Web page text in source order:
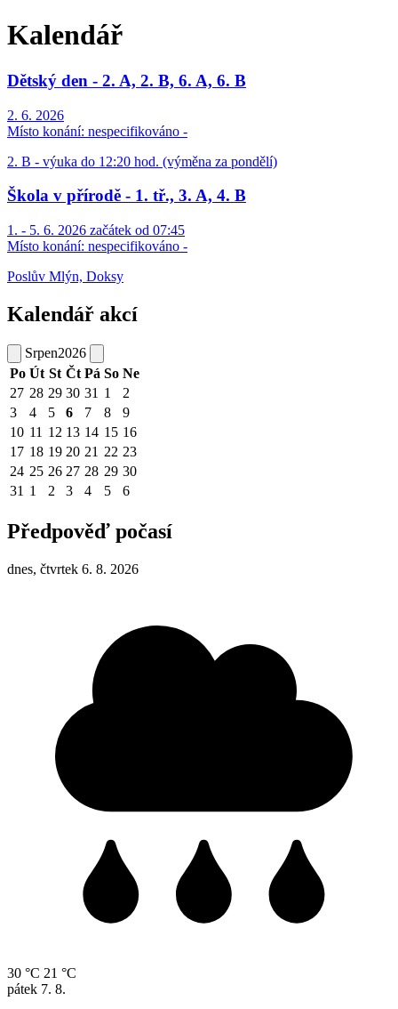
Kalendář
Dětský den - 2. A, 2. B, 6. A, 6. B
2. 6. 2026
Místo konání: nespecifikováno -
2. B - výuka do 12:20 hod. (výměna za pondělí)
Škola v přírodě - 1. tř., 3. A, 4. B
1. - 5. 6. 2026 začátek od 07:45
Místo konání: nespecifikováno -
Poslův Mlýn, Doksy
Kalendář akcí
Srpen2026
Po Út St Čt Pá So Ne
27 28 29 30 31 1
2
3
4 5 6 7 8
9
10 11 12 13 14 15 16
17 18 19 20 21 22 23
24 25 26 27 28 29 30
31 1 2 3 4 5 6
Předpověď počasí
dnes, čtvrtek 6. 8. 2026
30 °C 21 °C
pátek 7. 8.